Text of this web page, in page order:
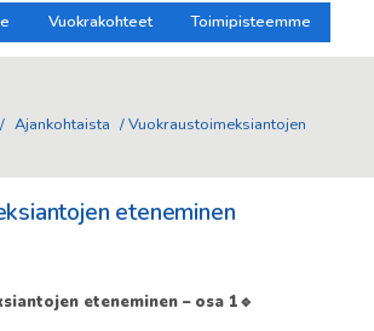
Vuokrakohteet Toimipisteemme
/ Ajankohtaista /Vuokraustoimeksiantojen
eteneminen
eteneminen – osa 1🔹